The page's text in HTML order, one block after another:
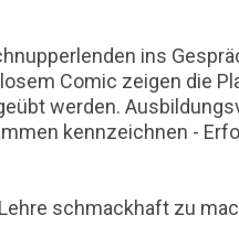
ins
Comic zeigen die
werden.
kennzeichnen -
schmackhaft zu